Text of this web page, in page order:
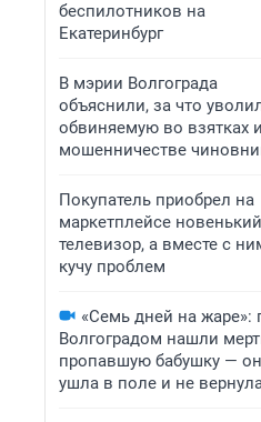
беспилотников на
Екатеринбург
В мэрии Волгограда
объяснили, за что
обвиняемую во взятках и
мошенничестве
Покупатель приобрел на
маркетплейсе новенький
телевизор, а вместе с
кучу проблем
«Семь дней на жаре»:
Волгоградом нашли
пропавшую бабушку —
ушла в поле и не